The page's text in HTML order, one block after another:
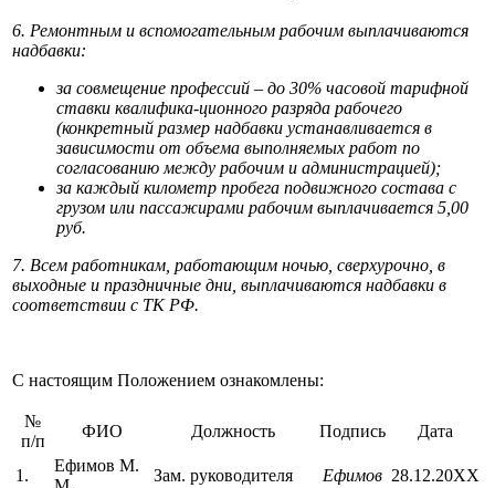
6. Ремонтным и вспомогательным рабочим выплачиваются
надбавки:
за совмещение профессий – до 30% часовой тарифной
ставки квалифика-ционного разряда рабочего
(конкретный размер надбавки устанавливается в
зависимости от объема выполняемых работ по
согласованию между рабочим и администрацией);
за каждый километр пробега подвижного состава с
грузом или пассажирами рабочим выплачивается 5,00
руб.
7. Всем работникам, работающим ночью, сверхурочно, в
выходные и праздничные дни, выплачиваются надбавки в
соответствии с ТК РФ.
С настоящим Положением ознакомлены:
№
п/п
ФИО Должность Подпись Дата
1.
Ефимов М.
Зам. руководителя Ефимов 28.12.20ХХ